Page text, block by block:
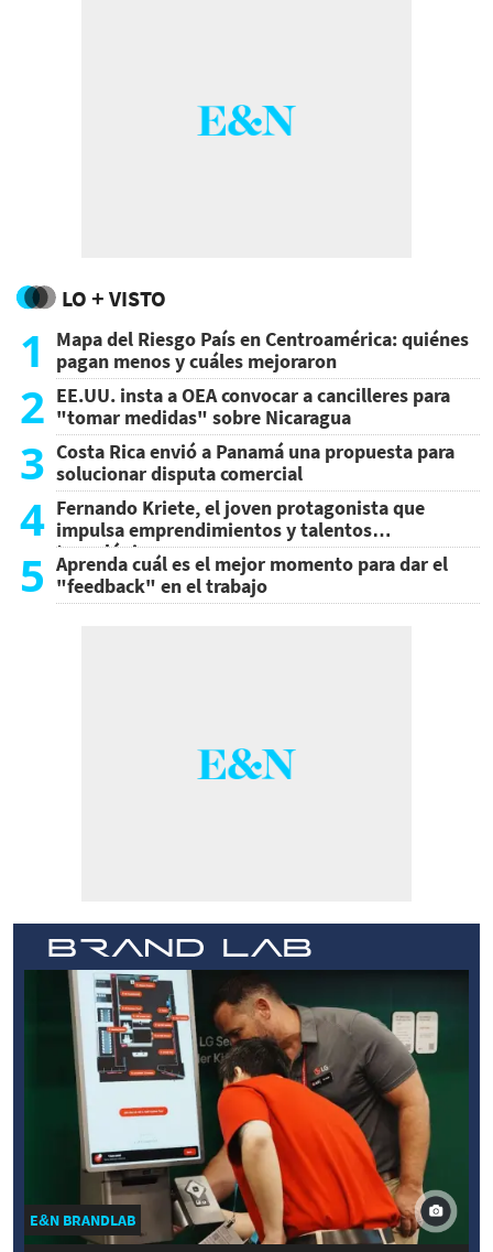
LO + VISTO
1
Mapa del Riesgo País en Centroamérica: quiénes
pagan menos y cuáles mejoraron
2 EE.UU. insta a OEA convocar a cancilleres para
"tomar medidas" sobre Nicaragua
3 Costa Rica envió a Panamá una propuesta para
solucionar disputa comercial
4 Fernando Kriete, el joven protagonista que
impulsa emprendimientos y talentos
tecnológicos
5 Aprenda cuál es el mejor momento para dar el
"feedback" en el trabajo
E&N BRANDLAB